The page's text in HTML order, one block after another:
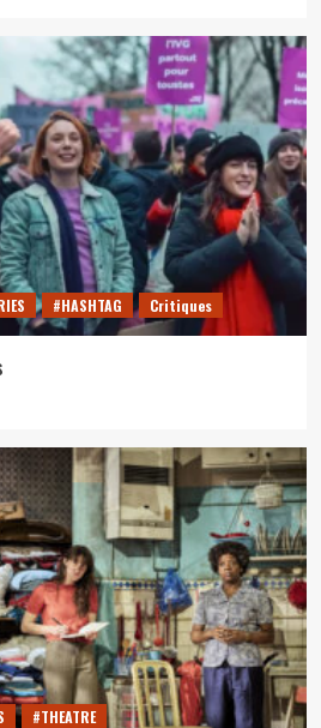
#HASHTAG Critiques
#THEATRE